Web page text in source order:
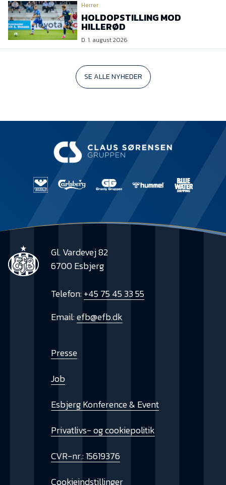
Herrer
HOLDOPSTILLING MOD
HILLERØD
D. 1. august 2026
SE ALLE NYHEDER
Gl. Vardevej 82
6700 Esbjerg
Telefon:+45 75 45 33 55
Email:efb@efb.dk
Presse
Job
Esbjerg Konference & Event
Privatlivs- og cookiepolitik
CVR-nr.: 15619376
Cookieindstillinger